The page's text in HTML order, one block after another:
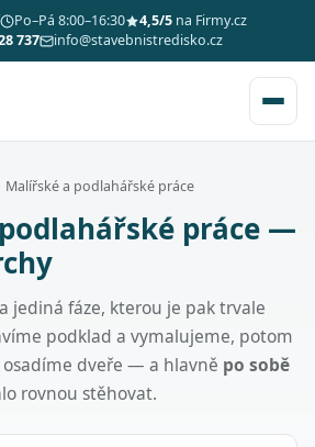
Po–Pá 8:00–16:30 4,5/5na Firmy.cz
737
info@stavebnistredisko.cz
Malířské a podlahářské práce
práce —
jediná fáze, kterou je pak trvale
podklad a vymalujeme, potom
dveře — a hlavně po sobě
rovnou stěhovat.